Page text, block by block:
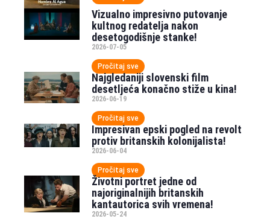
Vizualno impresivno putovanje
kultnog redatelja nakon
desetogodišnje stanke!
2026-07-05
Pročitaj sve
Najgledaniji slovenski film
desetljeća konačno stiže u kina!
2026-06-19
Pročitaj sve
Impresivan epski pogled na revolt
protiv britanskih kolonijalista!
2026-06-04
Pročitaj sve
Životni portret jedne od
najoriginalnijih britanskih
kantautorica svih vremena!
2026-05-24